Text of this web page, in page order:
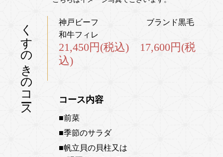
くすのきのコース
神戸ビーフ ブランド黒毛
和牛フィレ
21,450円(税込) 17,600円(税
込)
コース内容
■前菜
■季節のサラダ
■帆立貝の貝柱又は